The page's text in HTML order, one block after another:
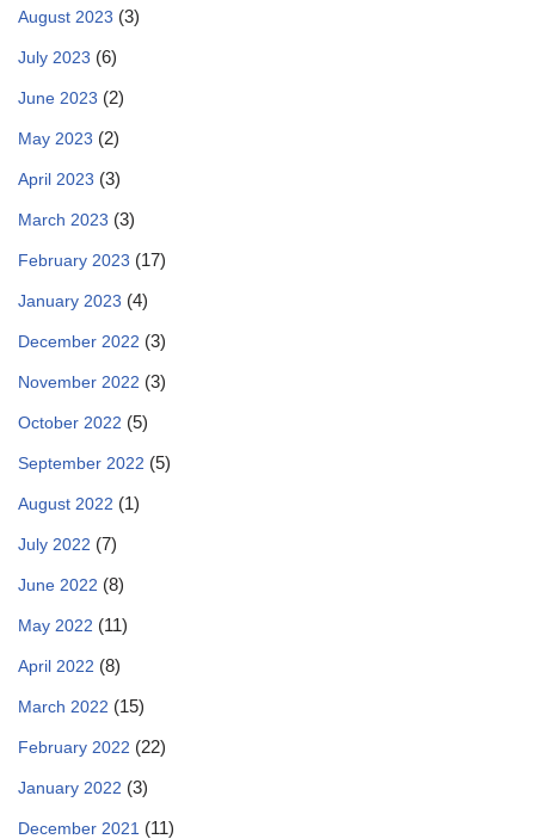
August 2023 (3)
July 2023 (6)
June 2023 (2)
May 2023 (2)
April 2023 (3)
March 2023 (3)
February 2023 (17)
January 2023 (4)
December 2022 (3)
November 2022 (3)
October 2022 (5)
September 2022 (5)
August 2022 (1)
July 2022 (7)
June 2022 (8)
May 2022 (11)
April 2022 (8)
March 2022 (15)
February 2022 (22)
January 2022 (3)
December 2021 (11)